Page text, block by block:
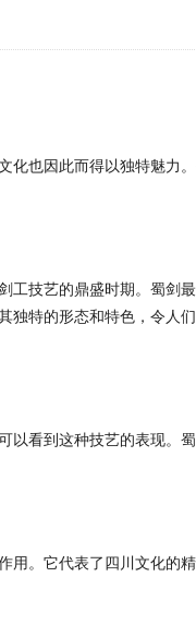
化也因此而得以独特魅力
工技艺的鼎盛时期。蜀剑
特的形态和特色，令人们
看到这种技艺的表现。
。它代表了四川文化的